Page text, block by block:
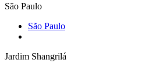
São Paulo
São Paulo
Jardim Shangrilá